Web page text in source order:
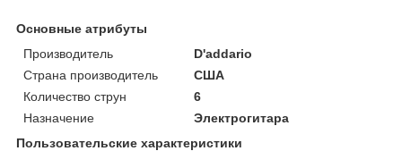
Основные атрибуты
Производитель
D'addario
Страна производитель
США
Количество струн
6
Назначение
Электрогитара
Пользовательские характеристики